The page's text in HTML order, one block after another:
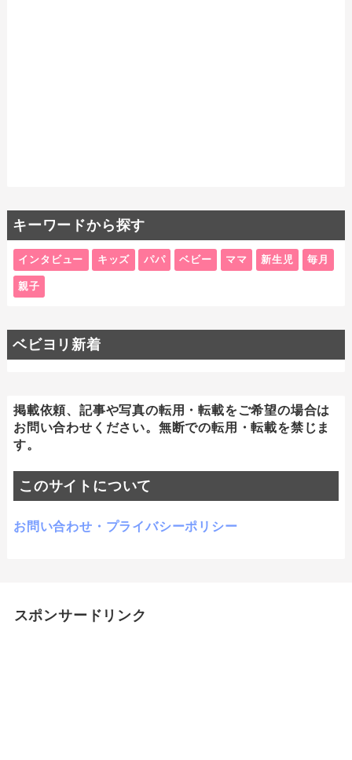
キーワードから探す
インタビュー キッズ パパ ベビー ママ 新生児 毎月
親子
ベビヨリ新着
掲載依頼、記事や写真の転用・転載をご希望の場合は
お問い合わせください。無断での転用・転載を禁じま
す。
このサイトについて
お問い合わせ・プライバシーポリシー
スポンサードリンク